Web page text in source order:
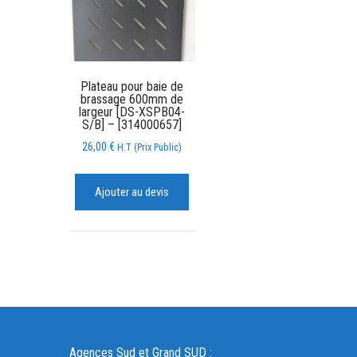
Plateau pour baie de
brassage 600mm de
largeur [DS-XSPB04-
S/B] – [314000657]
26,00€ H.T (Prix Public)
Ajouter au devis
Agences Sud et Grand SUD :